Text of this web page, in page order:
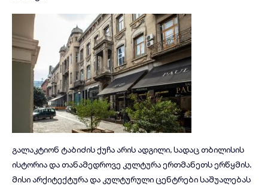
გალაკტიონ ტაბიძის ქუჩა არის ადგილი, სადაც თბილისის
ისტორია და თანამედროვე კულტურა ერთმანეთს ერწყმის.
მისი არქიტექტურა და კულტურული ცენტრები საშუალებას